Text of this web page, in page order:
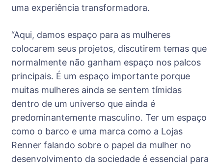
uma experiência transformadora.
“Aqui, damos espaço para as mulheres
colocarem seus projetos, discutirem temas que
normalmente não ganham espaço nos palcos
principais. É um espaço importante porque
muitas mulheres ainda se sentem tímidas
dentro de um universo que ainda é
predominantemente masculino. Ter um espaço
como o barco e uma marca como a Lojas
Renner falando sobre o papel da mulher no
desenvolvimento da sociedade é essencial para